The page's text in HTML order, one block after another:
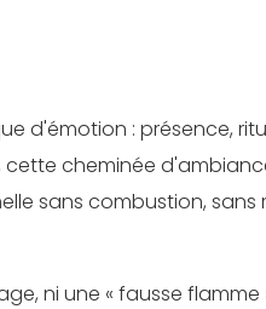
d'émotion : présence,
cheminée
sans combustion, sans
ni une « fausse flamme